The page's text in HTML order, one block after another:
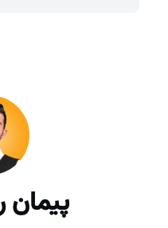
پیمان